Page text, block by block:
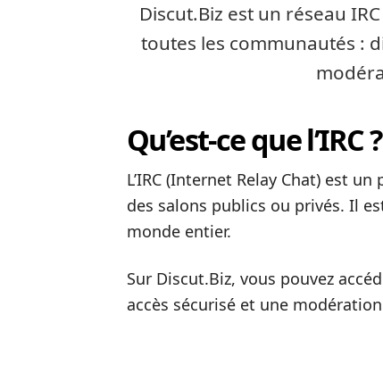
Discut.Biz est un réseau
toutes les communautés :
Qu’est-ce que l’IRC ?
L’IRC (Internet Relay Chat) est
des salons publics ou privés. Il
monde entier.
Sur Discut.Biz, vous pouvez
accès sécurisé et une